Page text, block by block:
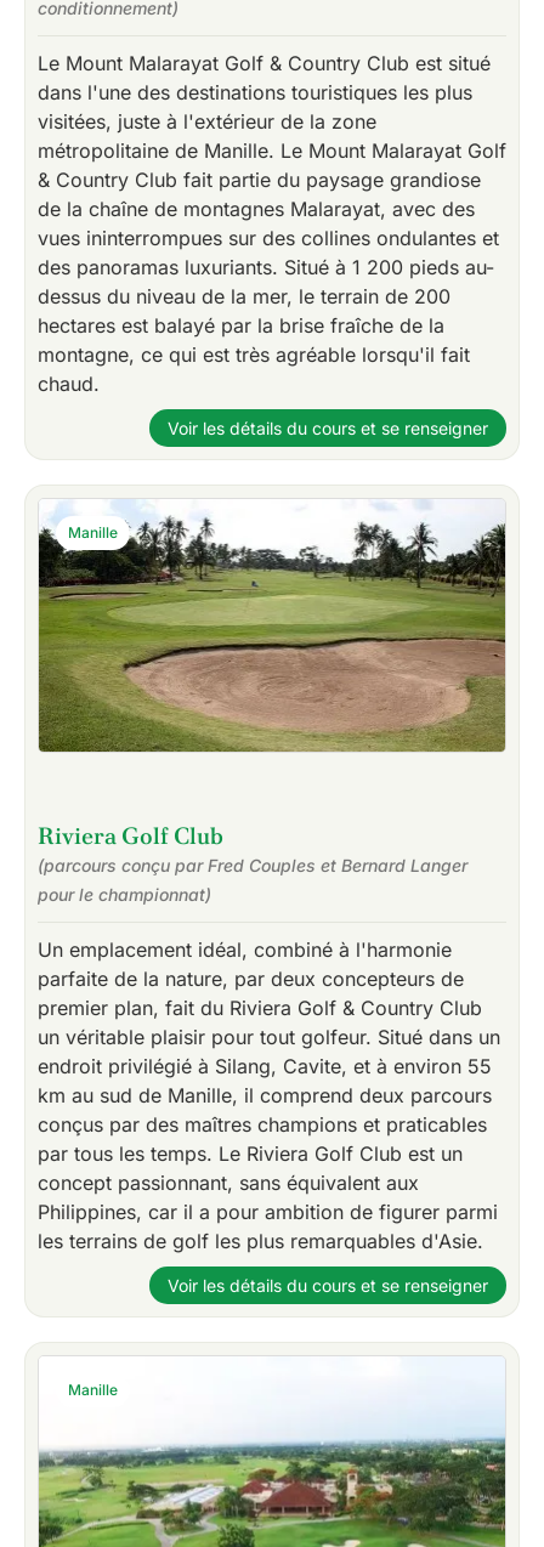
conditionnement)
Le Mount Malarayat Golf & Country Club est situé
dans l'une des destinations touristiques les plus
visitées, juste à l'extérieur de la zone
métropolitaine de Manille. Le Mount Malarayat Golf
& Country Club fait partie du paysage grandiose
de la chaîne de montagnes Malarayat, avec des
vues ininterrompues sur des collines ondulantes et
des panoramas luxuriants. Situé à 1 200 pieds au-
dessus du niveau de la mer, le terrain de 200
hectares est balayé par la brise fraîche de la
montagne, ce qui est très agréable lorsqu'il fait
chaud.
Voir les détails du cours et se renseigner
Riviera Golf Club
(parcours conçu par Fred Couples et Bernard Langer
pour le championnat)
Un emplacement idéal, combiné à l'harmonie
parfaite de la nature, par deux concepteurs de
premier plan, fait du Riviera Golf & Country Club
un véritable plaisir pour tout golfeur. Situé dans un
endroit privilégié à Silang, Cavite, et à environ 55
km au sud de Manille, il comprend deux parcours
conçus par des maîtres champions et praticables
par tous les temps. Le Riviera Golf Club est un
concept passionnant, sans équivalent aux
Philippines, car il a pour ambition de figurer parmi
les terrains de golf les plus remarquables d'Asie.
Manille
Voir les détails du cours et se renseigner
Manille